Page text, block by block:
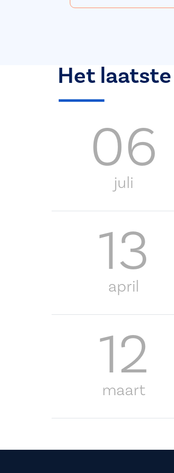
Het
06
juli
13
april
12
maart